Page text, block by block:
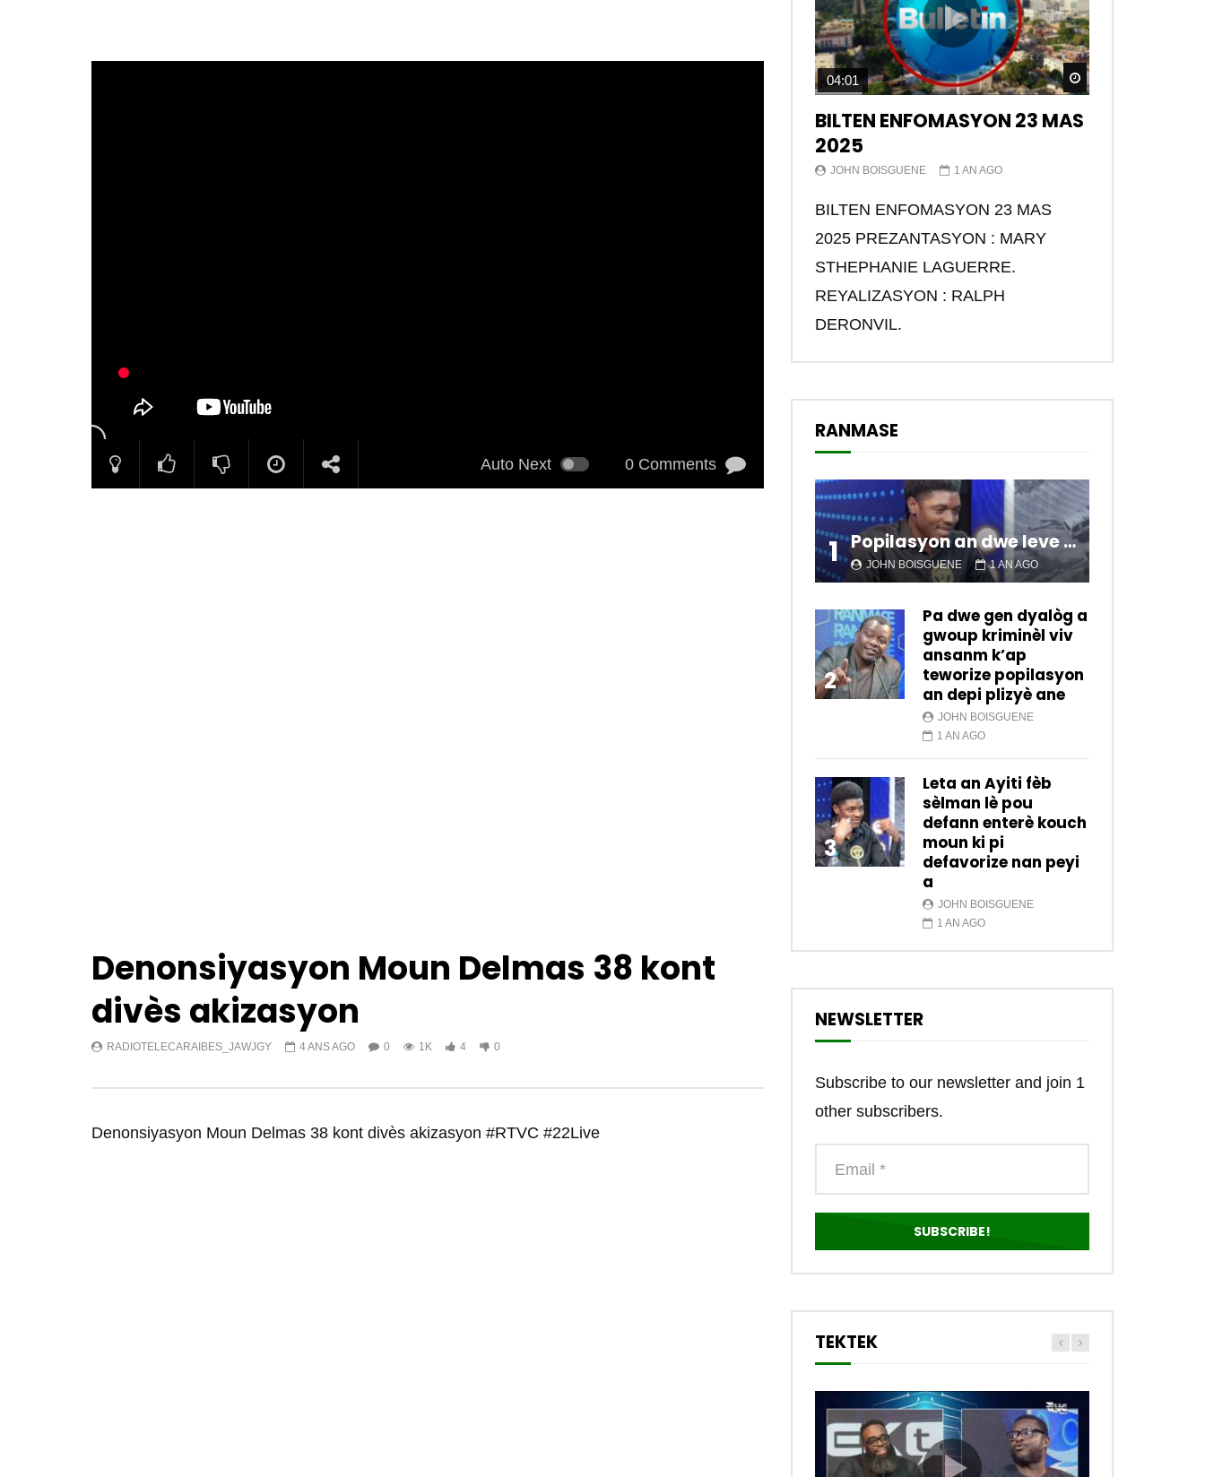
Auto Next 0 Comments
Denonsiyasyon Moun Delmas 38 kont
divès akizasyon
RADIOTELECARAIBES_JAWJGY 4 ANS AGO 0 1K 4 0
Denonsiyasyon Moun Delmas 38 kont divès akizasyon #RTVC #22Live
Watch Later
04:01
BILTEN ENFOMASYON 23 MAS
2025
JOHN BOISGUENE 1 AN AGO
BILTEN ENFOMASYON 23 MAS
2025 PREZANTASYON : MARY
STHEPHANIE LAGUERRE.
REYALIZASYON : RALPH
DERONVIL.
RANMASE
1 Popilasyon an dwe leve kanpe pou chanje sitiyasyon kawotik l’ap viv nan peyi a.
JOHN BOISGUENE 1 AN AGO
2
Pa dwe gen dyalòg a
gwoup kriminèl viv
ansanm k’ap
teworize popilasyon
an depi plizyè ane
JOHN BOISGUENE
1 AN AGO
3
Leta an Ayiti fèb
sèlman lè pou
defann enterè kouch
moun ki pi
defavorize nan peyi
a
JOHN BOISGUENE
1 AN AGO
NEWSLETTER
Subscribe to our newsletter and join 1
other subscribers.
TEKTEK